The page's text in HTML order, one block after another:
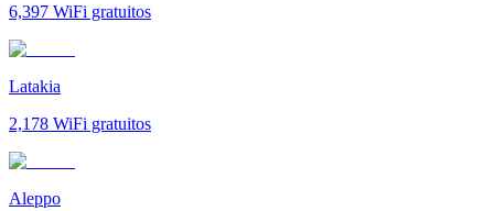
6,397 WiFi gratuitos
Latakia
2,178 WiFi gratuitos
Aleppo